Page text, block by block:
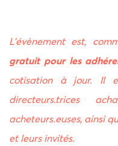
L’évènement est,
gratuit pour les
cotisation à jour. Il
directeurs.trices
acheteurs.euses, ainsi
et leurs invités.